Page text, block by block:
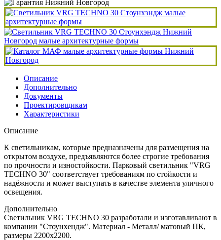
Описание
Дополнительно
Документы
Проектировщикам
Характеристики
Описание
К светильникам, которые предназначены для размещения на
открытом воздухе, предъявляются более строгие требования
по прочности и изностойкости. Парковый светильник "VRG
TECHNO 30" соответствует требованиям по стойкости и
надёжности и может выступать в качестве элемента уличного
освещения.
Дополнительно
Светильник VRG TECHNO 30 разработали и изготавливают в
компании "Стоунхендж". Материал - Металл/ матовый ПК,
размеры 2200x2200.